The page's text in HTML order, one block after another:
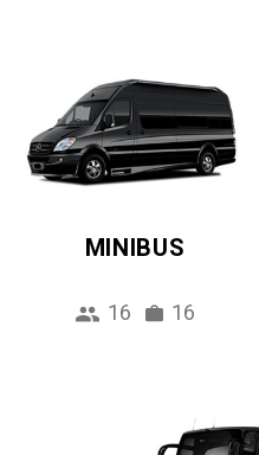
MINIBUS
16 16